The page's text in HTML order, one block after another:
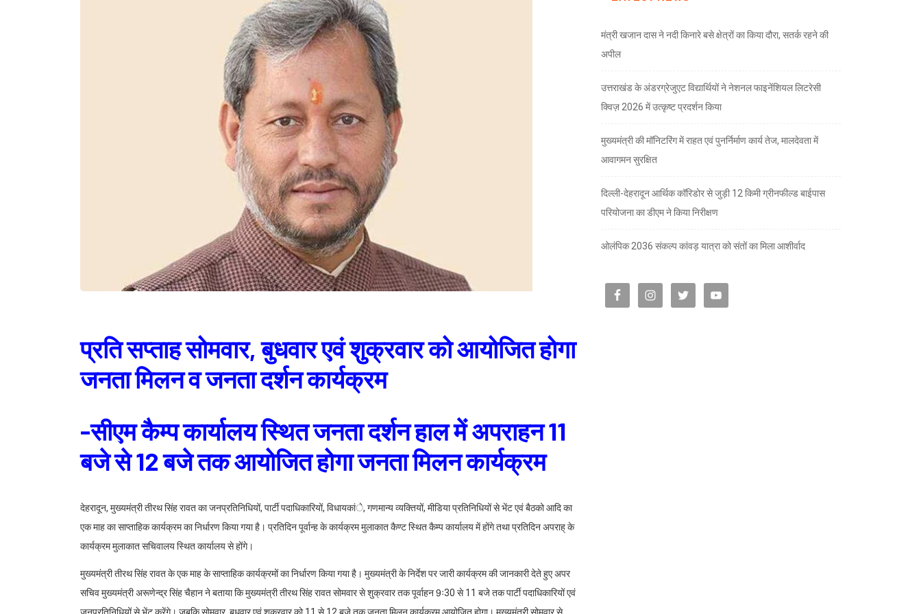
प्रति सप्ताह सोमवार, बुधवार एवं शुक्रवार को आयोजित होगा
जनता मिलन व जनता दर्शन कार्यक्रम
-सीएम कैम्प कार्यालय स्थित जनता दर्शन हाल में अपराहन 11
बजे से 12 बजे तक आयोजित होगा जनता मिलन कार्यक्रम
देहरादून, मुख्यमंत्री तीरथ सिंह रावत का जनप्रतिनिधियों, पार्टी पदाधिकारियों, विधायकांे, गणमान्य व्यक्तियों, मीडिया प्रतिनिधियों से भेंट एवं बैठको आदि का
एक माह का साप्ताहिक कार्यक्रम का निर्धारण किया गया है। प्रतिदिन पूर्वान्ह के कार्यक्रम मुलाकात कैण्ट स्थित कैम्प कार्यालय में होंगे तथा प्रतिदिन अपराह् के
कार्यक्रम मुलाकात सचिवालय स्थित कार्यालय से होंगे।
मुख्यमंत्री तीरथ सिंह रावत के एक माह के साप्ताहिक कार्यक्रमों का निर्धारण किया गया है। मुख्यमंत्री के निर्देश पर जारी कार्यक्रम की जानकारी देते हुए अपर
सचिव मुख्यमंत्री अरूणेन्द्र सिंह चैहान ने बताया कि मुख्यमंत्री तीरथ सिंह रावत सोमवार से शुक्रवार तक पूर्वाहन 9ः30 से 11 बजे तक पार्टी पदाधिकारियों एवं
जनप्रतिनिधियों से भेंट करेंगे। जबकि सोमवार, बुधवार एवं शुक्रवार को 11 से 12 बजे तक जनता मिलन कार्यक्रम आयोजित होगा। मुख्यमंत्री सोमवार से
मंत्री खजान दास ने नदी किनारे बसे क्षेत्रों का किया दौरा, सतर्क रहने की
अपील
उत्तराखंड के अंडरग्रेजुएट विद्यार्थियों ने नेशनल फाइनेंशियल लिटरेसी
क्विज़ 2026 में उत्कृष्ट प्रदर्शन किया
मुख्यमंत्री की मॉनिटरिंग में राहत एवं पुनर्निर्माण कार्य तेज, मालदेवता में
आवागमन सुरक्षित
दिल्ली-देहरादून आर्थिक कॉरिडोर से जुड़ी 12 किमी ग्रीनफील्ड बाईपास
परियोजना का डीएम ने किया निरीक्षण
ओलंपिक 2036 संकल्प कांवड़ यात्रा को संतों का मिला आशीर्वाद